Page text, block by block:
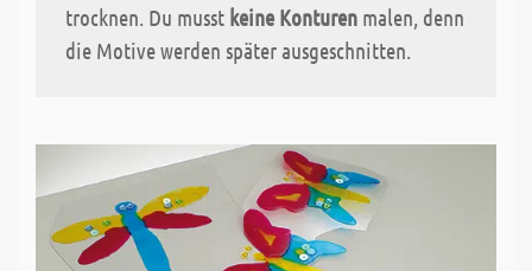
trocknen. Du musst keine Konturen malen, denn
die Motive werden später ausgeschnitten.